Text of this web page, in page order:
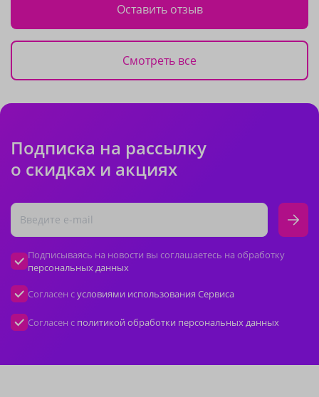
Оставить отзыв
Смотреть все
Подписка на рассылку
о скидках и акциях
Подписываясь на новости вы соглашаетесь на обработку
персональных данных
Согласен сусловиями использования Сервиса
Согласен с политикой обработки персональных данных